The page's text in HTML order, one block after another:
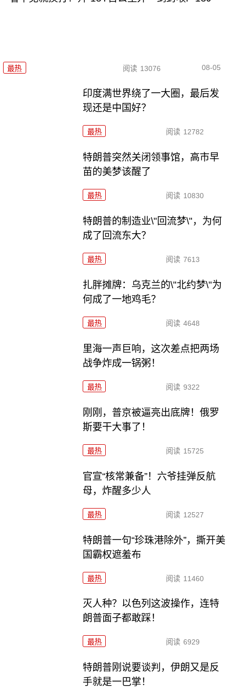
最热 阅读 13076 08-05
印度满世界绕了一大圈，最后发
现还是中国好？
最热 阅读 12782
特朗普突然关闭领事馆，高市早
苗的美梦该醒了
最热 阅读 10830
特朗普的制造业\"回流梦\"，为何
成了回流东大？
最热 阅读 7613
扎胖摊牌：乌克兰的\"北约梦\"为
何成了一地鸡毛？
最热 阅读 4648
里海一声巨响，这次差点把两场
战争炸成一锅粥！
最热 阅读 9322
刚刚，普京被逼亮出底牌！俄罗
斯要干大事了！
最热 阅读 15725
官宣“核常兼备”！六爷挂弹反航
母，炸醒多少人
最热 阅读 12527
特朗普一句“珍珠港除外”，撕开美
国霸权遮羞布
最热 阅读 11460
灭人种？以色列这波操作，连特
朗普面子都敢踩！
最热 阅读 6929
特朗普刚说要谈判，伊朗又是反
手就是一巴掌！